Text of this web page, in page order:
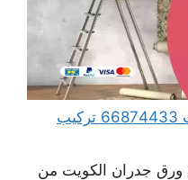
فني تركيب ورق جدران الكويت 66874433 تركيب
ورق جدران الكويت من